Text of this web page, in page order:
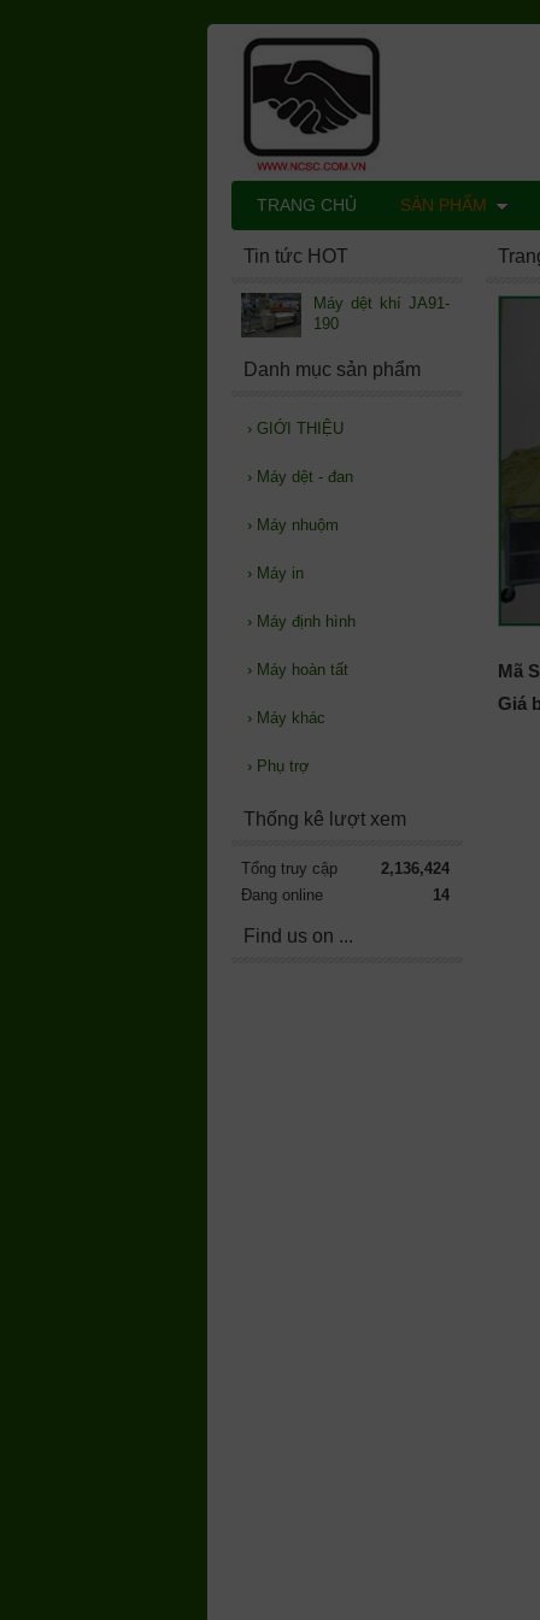
Mã
Giá
Tin tức HOT
Máy dệt khí JA91-
190
Danh mục sản phẩm
› GIỚI THIỆU
› Máy dệt - đan
› Máy nhuộm
› Máy in
› Máy định hình
› Máy hoàn tất
› Máy khác
› Phụ trợ
Thống kê lượt xem
Tổng truy cập
2,136,424
Đang online
14
Find us on ...
TRANG CHỦ SẢN PHẨM